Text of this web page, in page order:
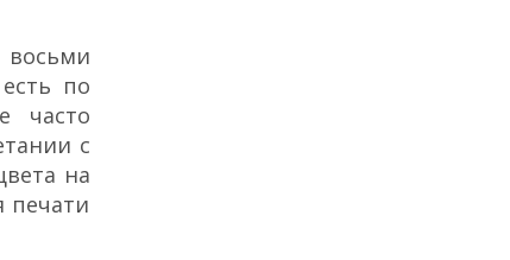
восьми
по
часто
с
на
печати